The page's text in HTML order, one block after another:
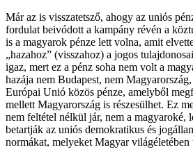
Már az is visszatetsző, ahogy az uniós
fordulat beivódott a kampány révén a
is a magyarok pénze lett volna, amit
„hazahoz” (visszahoz) a jogos
igaz, mert ez a pénz soha nem volt a
hazája nem Budapest, nem
Európai Unió közös pénze, amelyből
mellett Magyarország is részesülhet. Ez
nem feltétel nélkül jár, nem a magyaroké,
betartják az uniós demokratikus és
normákat, melyeket Magyar világéletében